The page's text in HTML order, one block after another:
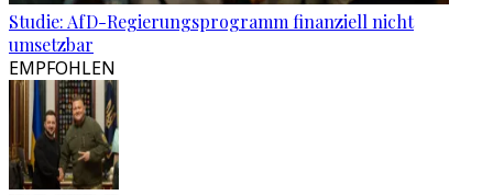
Studie: AfD-Regierungsprogramm finanziell nicht
umsetzbar
EMPFOHLEN